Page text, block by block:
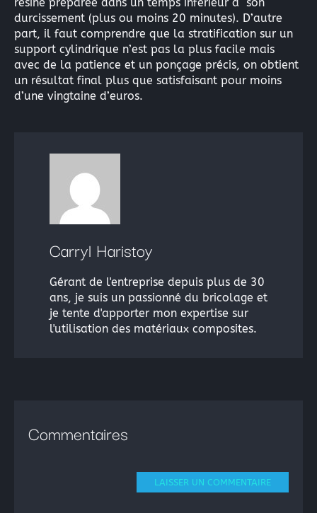
résine préparée dans un temps inférieur à son
durcissement (plus ou moins 20 minutes). D’autre
part, il faut comprendre que la stratification sur un
support cylindrique n’est pas la plus facile mais
avec de la patience et un ponçage précis, on obtient
un résultat final plus que satisfaisant pour moins
d’une vingtaine d’euros.
Carryl Haristoy
Gérant de l'entreprise depuis plus de 30
ans, je suis un passionné du bricolage et
je tente d'apporter mon expertise sur
l'utilisation des matériaux composites.
Commentaires
LAISSER UN COMMENTAIRE